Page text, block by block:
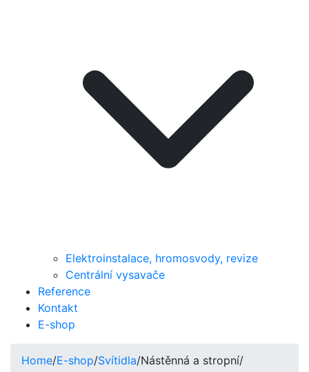
Elektroinstalace, hromosvody, revize
Centrální vysavače
Reference
Kontakt
E-shop
Home/E-shop/Svítidla/Nástěnná a stropní/